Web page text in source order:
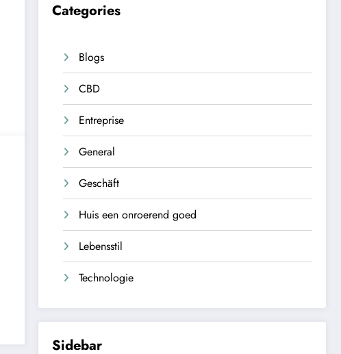
Categories
Blogs
CBD
Entreprise
General
Geschäft
Huis een onroerend goed
Lebensstil
Technologie
Sidebar